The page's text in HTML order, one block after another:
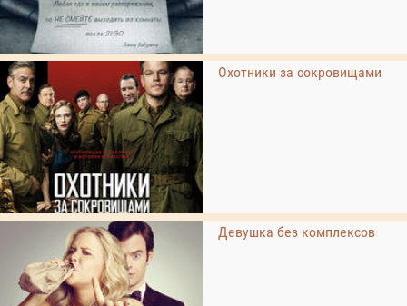
Охотники за сокровищами
Девушка без комплексов